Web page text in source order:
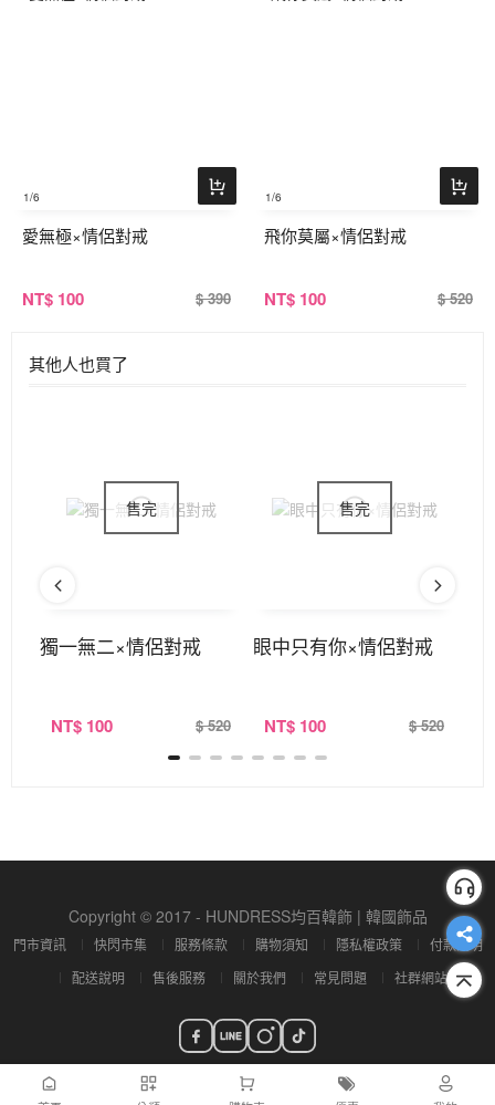
1/6
愛無極×情侶對戒
NT$ 100 $ 390
1/6
飛你莫屬×情侶對戒
NT$ 100 $ 520
其他人也買了
獨一無二×情侶對戒
NT$ 100 $ 520
眼中只有你×情侶對戒
NT$ 100 $ 520
Copyright © 2017 - HUNDRESS均百韓飾 | 韓國飾品
門市資訊 快閃市集 服務條款 購物須知 隱私權政策
付款說明
配送說明
售後服務 關於我們 常見問題 社群網站